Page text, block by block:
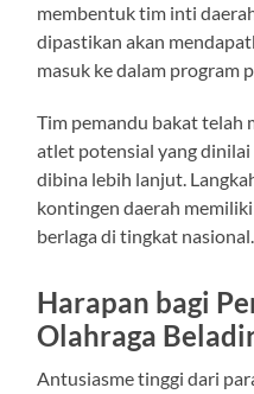
membentuk tim inti
dipastikan akan
masuk ke dalam program
Tim pemandu bakat telah
atlet potensial yang
dibina lebih lanjut.
kontingen daerah
berlaga di tingkat nasional.
Harapan bagi
Olahraga
Antusiasme tinggi dari